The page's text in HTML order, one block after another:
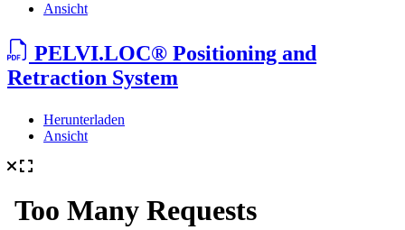
Ansicht
PELVI.LOC® Positioning and
Retraction System
Herunterladen
Ansicht